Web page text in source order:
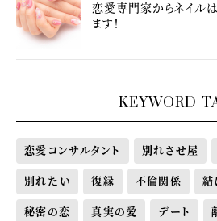
恋愛専門家からネイル
ます！
KEYWORD
恋愛コンサルタント 別れさせ屋
別れたい 復縁 不倫関係 結
秘密の恋 真実の愛 デート